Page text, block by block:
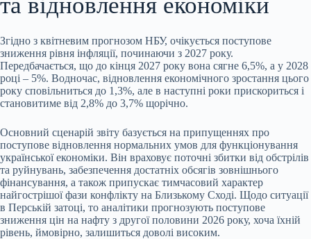
та відновлення економіки
Згідно з квітневим прогнозом НБУ, очікується поступове
зниження рівня інфляції, починаючи з 2027 року.
Передбачається, що до кінця 2027 року вона сягне 6,5%, а у 2028
році – 5%. Водночас, відновлення економічного зростання цього
року сповільниться до 1,3%, але в наступні роки прискориться і
становитиме від 2,8% до 3,7% щорічно.
Основний сценарій звіту базується на припущеннях про
поступове відновлення нормальних умов для функціонування
української економіки. Він враховує поточні збитки від обстрілів
та руйнувань, забезпечення достатніх обсягів зовнішнього
фінансування, а також припускає тимчасовий характер
найгострішої фази конфлікту на Близькому Сході. Щодо ситуації
в Перській затоці, то аналітики прогнозують поступове
зниження цін на нафту з другої половини 2026 року, хоча їхній
рівень, ймовірно, залишиться доволі високим.